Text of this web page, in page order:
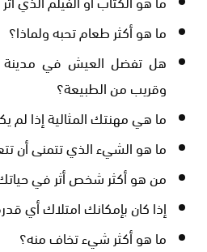
ما هو أكثر طعام تحبه ولماذا؟
هل تفضل العيش في مدينة
وقريب من الطبيعة؟
ما هي مهنتك المثالية إذا لم
ما هو الشيء الذي تتمنى أن
من هو أكثر شخص أثر في
إذا كان بإمكانك امتلاك أي
ما هو أكثر شيء تخاف منه؟